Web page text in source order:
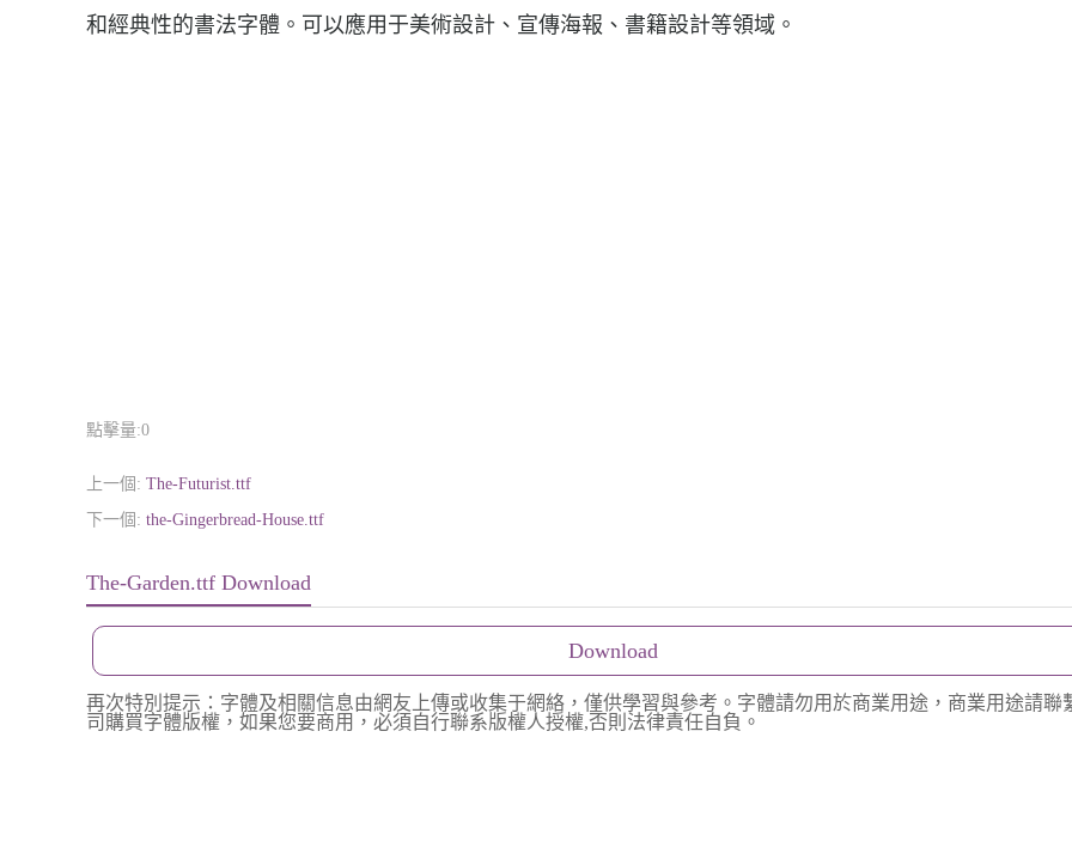
和經典性的書法字體。可以應用于美術設計、宣傳海報、書籍設計等領域。
點擊量:0
上一個: The-Futurist.ttf
下一個: the-Gingerbread-House.ttf
The-Garden.ttf Download
Download
再次特別提示：字體及相關信息由網友上傳或收集于網絡，僅供學習與參考。字體請勿用於商業用途，商業用途請聯
司購買字體版權，如果您要商用，必須自行聯系版權人授權,否則法律責任自負。